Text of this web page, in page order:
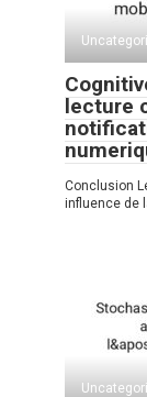
lecture
Conclusion
influence de